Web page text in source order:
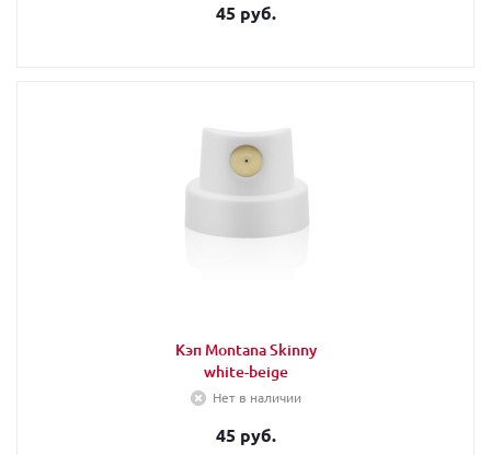
45 руб.
Кэп Montana Skinny
white-beige
Нет в наличии
45 руб.